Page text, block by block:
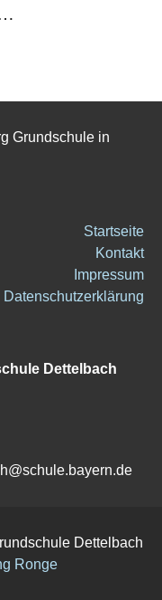
Dettelbach
Startseite
Kontakt
Impressum
Datenschutzerklärung
Dettelbach
Ronge